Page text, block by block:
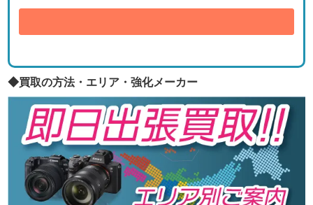
◆買取の方法・エリア・強化メーカー